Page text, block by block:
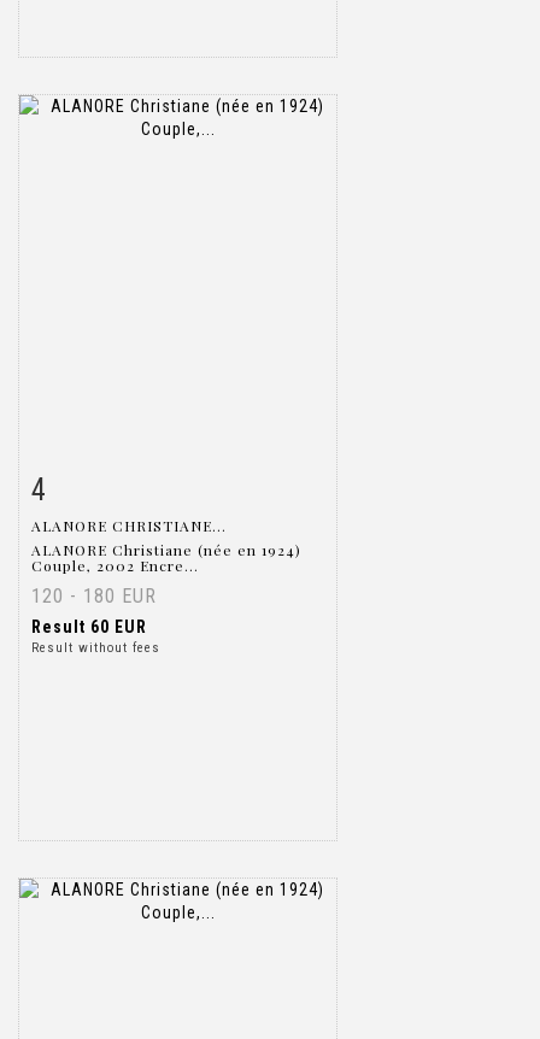
4
ALANORE CHRISTIANE...
ALANORE Christiane (née en 1924)
Couple, 2002 Encre...
120 - 180 EUR
Result 60 EUR
Result without fees